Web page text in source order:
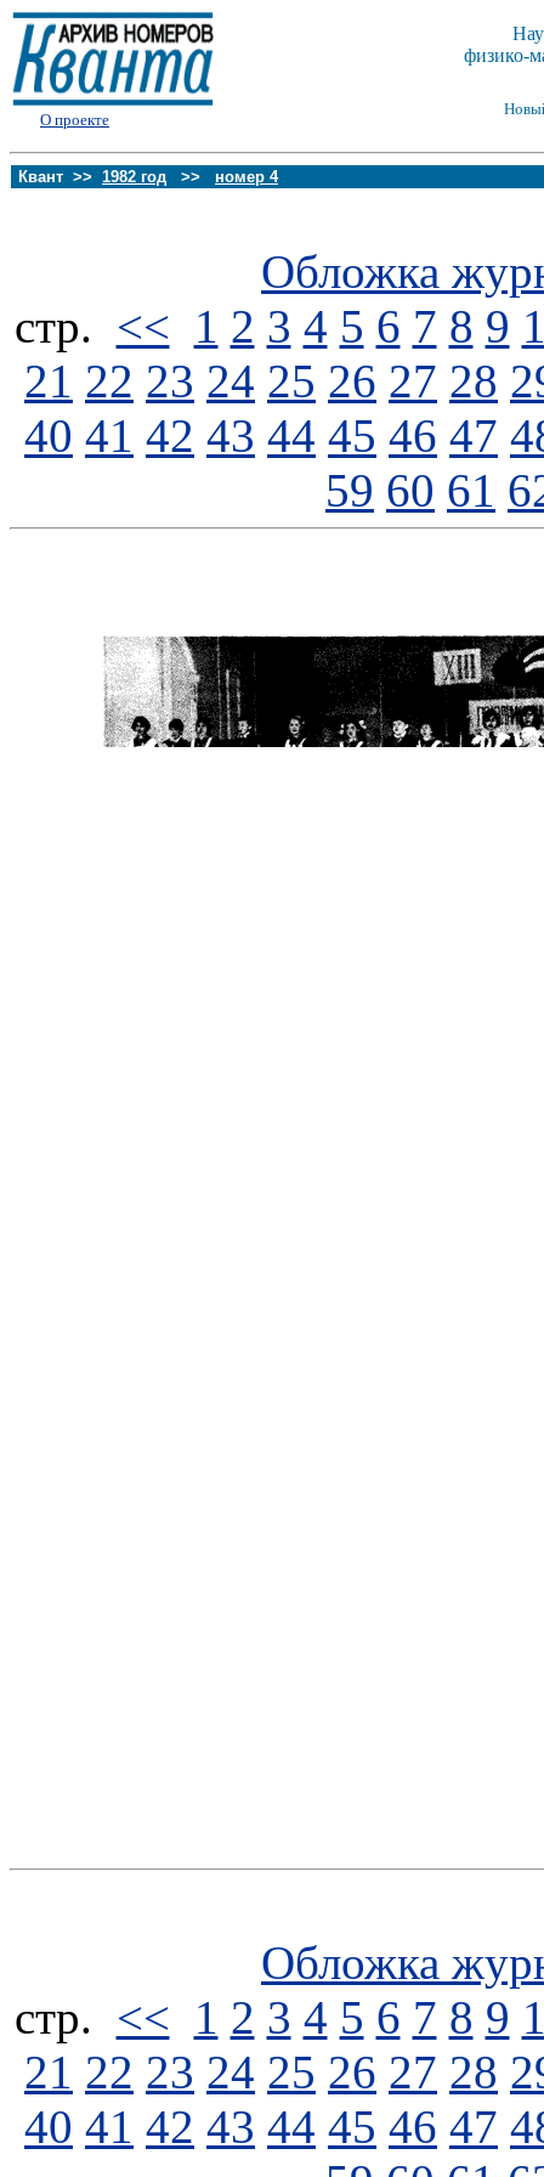
О проекте
физико-
Квант >> 1982 год >> номер 4
Обложка
стp. << 1 2 3 4 5 6 7 8 9
21 22 23 24 25 26 27 28
40 41 42 43 44 45 46 47
59 60 61
Обложка
стp. << 1 2 3 4 5 6 7 8 9
21 22 23 24 25 26 27 28
40 41 42 43 44 45 46 47